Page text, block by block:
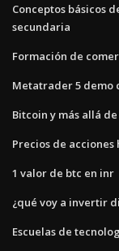
Conceptos básicos
secundaria
Formación de
Metatrader 5 demo
Bitcoin y más allá
Precios de
1 valor de btc en inr
¿qué voy a invertir
Escuelas de